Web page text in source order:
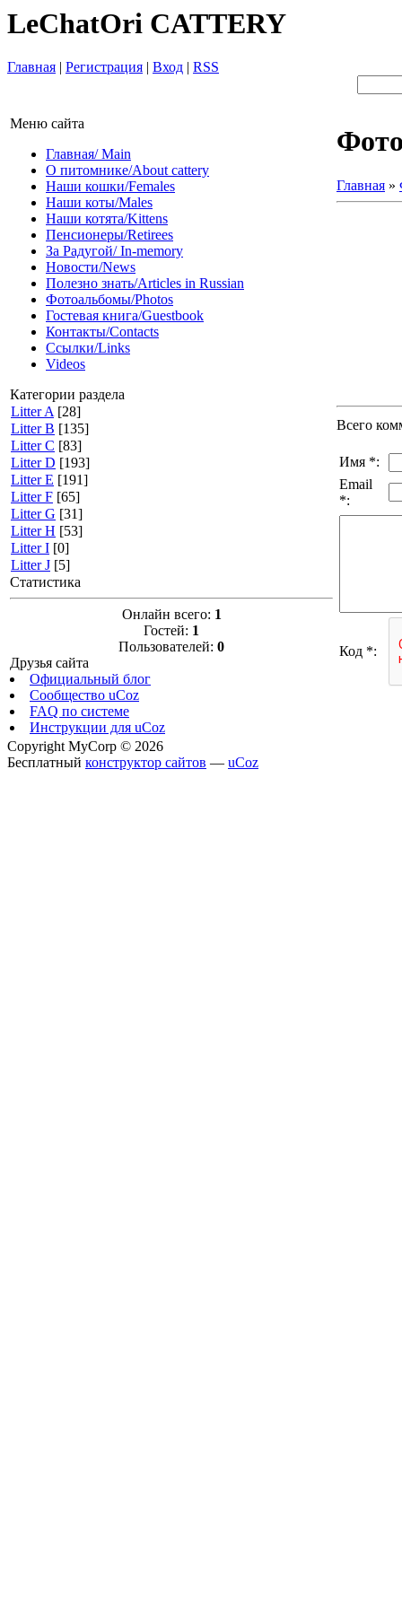
LeChatOri CATTERY
Главная | Регистрация | Вход | RSS
Меню сайта
Главная/ Main
О питомнике/About cattery
Наши кошки/Females
Наши коты/Males
Наши котята/Kittens
Пенсионеры/Retirees
За Радугой/ In-memory
Новости/News
Полезно знать/Articles in Russian
Фотоальбомы/Photos
Гостевая книга/Guestbook
Контакты/Contacts
Ссылки/Links
Videos
Категории раздела
Litter A [28]
Litter B [135]
Litter C [83]
Litter D [193]
Litter E [191]
Litter F [65]
Litter G [31]
Litter H [53]
Litter I [0]
Litter J [5]
Статистика
Онлайн всего: 1
Гостей: 1
Пользователей: 0
Друзья сайта
Официальный блог
Сообщество uCoz
FAQ по системе
Инструкции для uCoz
Главная »
Всего
Имя *:
Email
*:
Код *:
Copyright MyCorp © 2026
Бесплатный конструктор сайтов — uCoz